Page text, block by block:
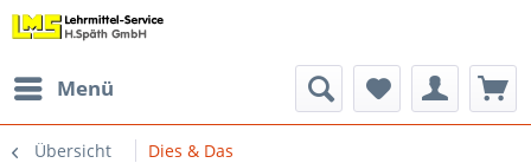
Menü
Übersicht Dies & Das